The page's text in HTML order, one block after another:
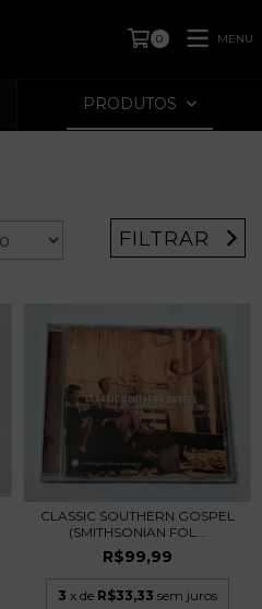
0 MENU
PRODUTOS
FILTRAR
CLASSIC SOUTHERN GOSPEL
(SMITHSONIAN FOL...
R$99,99
3 x de R$33,33 sem juros